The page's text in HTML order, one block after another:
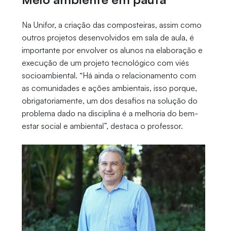
Na Unifor, a criação das composteiras, assim como
outros projetos desenvolvidos em sala de aula, é
importante por envolver os alunos na elaboração e
execução de um projeto tecnológico com viés
socioambiental. “Há ainda o relacionamento com
as comunidades e ações ambientais, isso porque,
obrigatoriamente, um dos desafios na solução do
problema dado na disciplina é a melhoria do bem-
estar social e ambiental”, destaca o professor.